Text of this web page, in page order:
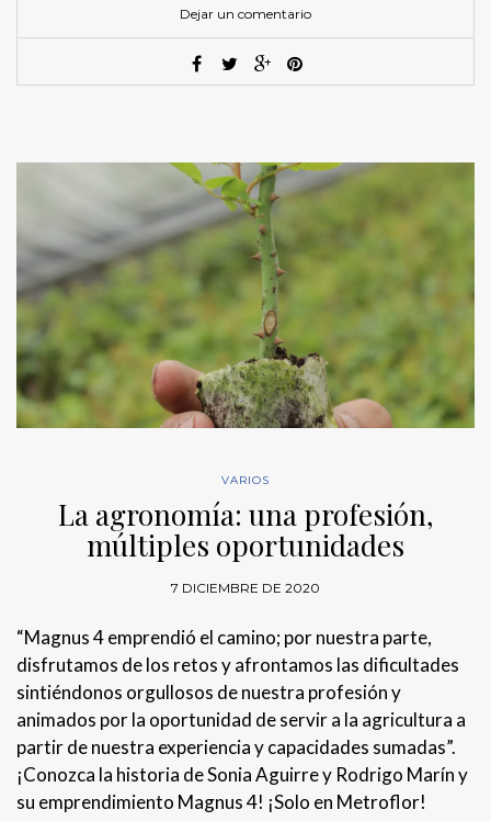
Dejar un comentario
VARIOS
La agronomía: una profesión,
múltiples oportunidades
7 DICIEMBRE DE 2020
“Magnus 4 emprendió el camino; por nuestra parte,
disfrutamos de los retos y afrontamos las dificultades
sintiéndonos orgullosos de nuestra profesión y
animados por la oportunidad de servir a la agricultura a
partir de nuestra experiencia y capacidades sumadas”.
¡Conozca la historia de Sonia Aguirre y Rodrigo Marín y
su emprendimiento Magnus 4! ¡Solo en Metroflor!